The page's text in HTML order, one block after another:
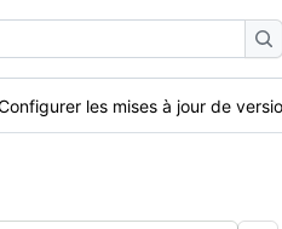
les mises à jour de